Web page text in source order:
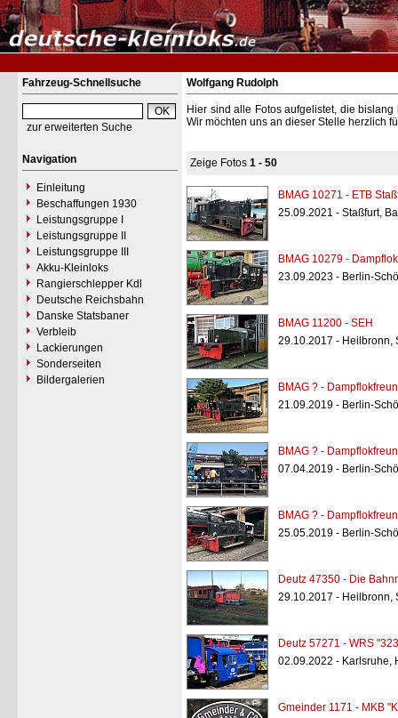
Fahrzeug-Schnellsuche
zur erweiterten Suche
Navigation
Einleitung
Beschaffungen 1930
Leistungsgruppe I
Leistungsgruppe II
Leistungsgruppe III
Akku-Kleinloks
Rangierschlepper Kdl
Deutsche Reichsbahn
Danske Statsbaner
Verbleib
Lackierungen
Sonderseiten
Bildergalerien
Wolfgang Rudolph
Hier sind alle Fotos aufgelistet, die
Wir möchten uns an dieser Stelle herzlich
Zeige Fotos 1 - 50
BMAG 10271 - ETB
25.09.2021 - Staßfurt,
BMAG 10279 -
23.09.2023 - Berlin-
BMAG 11200 - SEH
29.10.2017 - Heilbronn,
BMAG ? -
21.09.2019 - Berlin-
BMAG ? -
07.04.2019 - Berlin-
BMAG ? -
25.05.2019 - Berlin-
Deutz 47350 - Die
29.10.2017 - Heilbronn,
Deutz 57271 - WRS
02.09.2022 - Karlsruhe,
Gmeinder 1171 - MKB